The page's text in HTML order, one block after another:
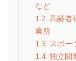
など
1.2. 高齢者
業所
1.3. スポー
1.4. 独立開